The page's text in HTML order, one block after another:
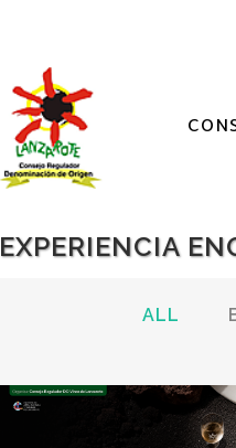
EXPERIENCIA
ALL